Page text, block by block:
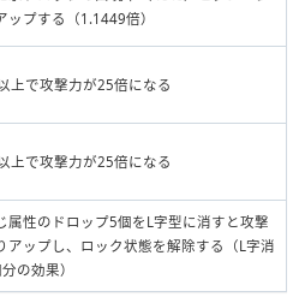
ップする（1.1449倍）
上で攻撃力が25倍になる
上で攻撃力が25倍になる
属性のドロップ5個をL字型に消すと攻撃
アップし、ロック状態を解除する（L字消
の効果）